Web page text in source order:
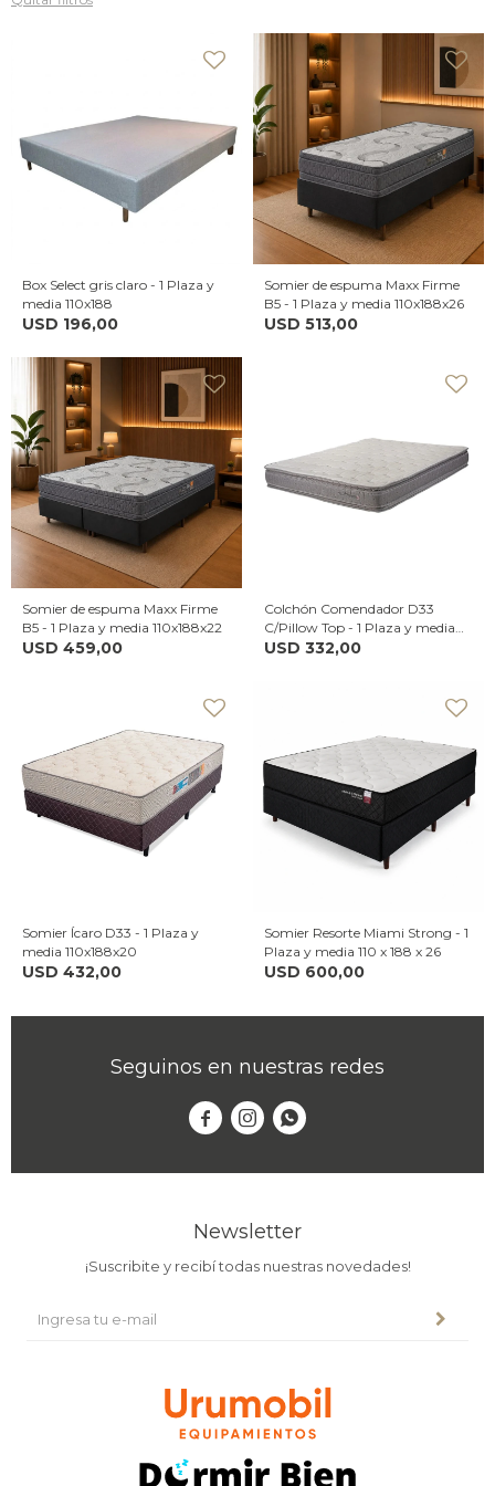
Box Select gris claro - 1 Plaza y
media 110x188
USD 196,00
Somier de espuma Maxx Firme
B5 - 1 Plaza y media 110x188x26
USD 513,00
Somier de espuma Maxx Firme
B5 - 1 Plaza y media 110x188x22
USD 459,00
Colchón Comendador D33
C/Pillow Top - 1 Plaza y media
110x188x24
USD 332,00
Somier Ícaro D33 - 1 Plaza y
media 110x188x20
USD 432,00
Somier Resorte Miami Strong - 1
Plaza y media 110 x 188 x 26
USD 600,00
Seguinos en nuestras redes
  
Newsletter
¡Suscribite y recibí todas nuestras novedades!